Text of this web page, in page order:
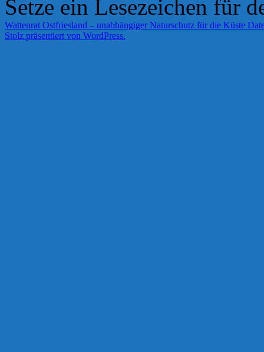
Setze ein Lesezeichen für
Wattenrat Ostfriesland – unabhängiger Naturschutz für die Küste
Stolz präsentiert von WordPress.